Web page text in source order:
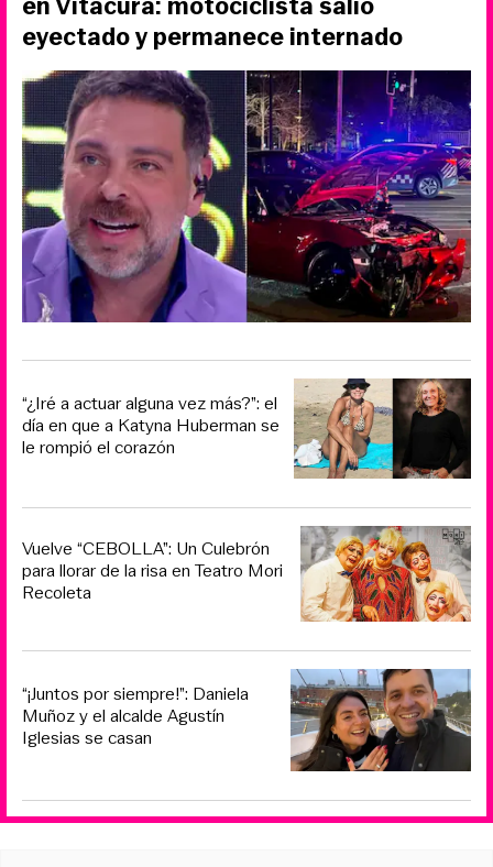
eyectado y permanece internado
“¿Iré a actuar alguna vez más?”: el
día en que a Katyna Huberman se
le rompió el corazón
Vuelve “CEBOLLA”: Un Culebrón
para llorar de la risa en Teatro Mori
Recoleta
“¡Juntos por siempre!”: Daniela
Muñoz y el alcalde Agustín
Iglesias se casan